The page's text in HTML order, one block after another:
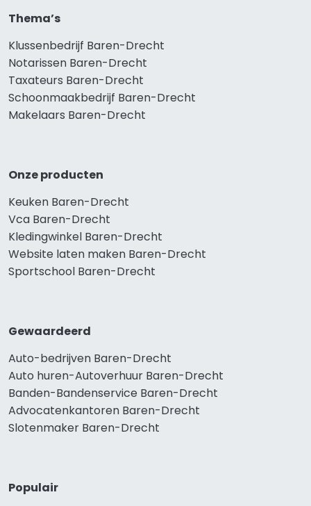
Thema’s
Klussenbedrijf Baren-Drecht
Notarissen Baren-Drecht
Taxateurs Baren-Drecht
Schoonmaakbedrijf Baren-Drecht
Makelaars Baren-Drecht
Onze producten
Keuken Baren-Drecht
Vca Baren-Drecht
Kledingwinkel Baren-Drecht
Website laten maken Baren-Drecht
Sportschool Baren-Drecht
Gewaardeerd
Auto-bedrijven Baren-Drecht
Auto huren-Autoverhuur Baren-Drecht
Banden-Bandenservice Baren-Drecht
Advocatenkantoren Baren-Drecht
Slotenmaker Baren-Drecht
Populair